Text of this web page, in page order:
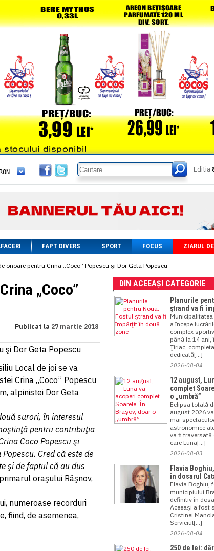
Editia
FAPT DIVERS SPORT FOCUS ZIARUL
onoare pentru Crina „Coco” Popescu şi Dor Geta Popescu
„Coco”
Publicat la 27 martie 2018
Local de joi se va
Crina „Coco” Popescu
alpinistei Dor Geta
surori, în interesul
pentru contribuţia
Coco Popescu şi
Cred că este de
şi de faptul că au dus
oraşului Râşnov,
numeroase recorduri
fiind, de asemenea,
DIN ACEEAȘI CATEGORIE
Planurile
ştrand va fi
a începe
complex
până la 14 ani,
Ţiriac,
dedicată[...]
2026-08-04
12 august,
complet
o „umbră”
Eclipsa totală
august 2026
mai
astronomice
va fi traversată
care Luna[...]
2026-08-03
Flavia
în dosarul
Flavia Boghiu,
municipiului
definitiv în
Aceeaşi a fost
Cristinei
Serviciul[...]
2026-08-04
250 de lei: